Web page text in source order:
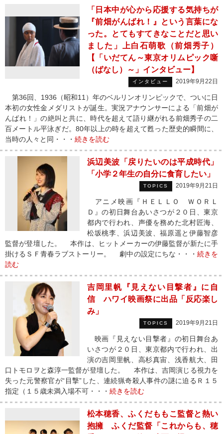
「日本中が心から応援する気持ちが
『前畑がんばれ！』という言葉にな
った。とてもすてきなことだと思い
ました」上白石萌歌（前畑秀子）
【「いだてん～東京オリムピック噺
（ばなし）～」インタビュー】
インタビュー 2019年9月22日
第36回、1936（昭和11）年のベルリンオリンピックで、ついに日
本初の女性金メダリストが誕生。実況アナウンサーによる「前畑が
んばれ！」の絶叫と共に、時代を超えて語り継がれる前畑秀子の二
百メートル平泳ぎだ。80年以上の時を超えて甦った歴史的瞬間に、
当時の人々と同・・・ 続きを読む
浜辺美波「戻りたいのは平成時代」
「小学２年生の自分に食育したい」
TOPICS 2019年9月21日
アニメ映画『ＨＥＬＬＯ ＷＯＲＬ
Ｄ』の初日舞台あいさつが２０日、東京
都内で行われ、声優を務めた北村匠海、
松坂桃李、浜辺美波、福原遥と伊藤智彦
監督が登壇した。 本作は、ヒットメーカーの伊藤監督が新たに手
掛けるＳＦ青春ラブストーリー。 劇中の設定にちな・・・ 続きを
読む
吉岡里帆『見えない目撃者』に自
信 ハワイ映画祭に出品「反応楽し
み」
TOPICS 2019年9月21日
映画『見えない目撃者』の初日舞台あ
いさつが２０日、東京都内で行われ、出
演の吉岡里帆、高杉真宙、浅香航大、田
口トモロヲと森淳一監督が登壇した。 本作は、吉岡演じる視力を
失った元警察官が“目撃”した、連続猟奇殺人事件の謎に迫るＲ１５
指定（１５歳未満入場不可・・・ 続きを読む
松本穂香、ふくだももこ監督と熱い
抱擁 ふくだ監督「これからも、穂